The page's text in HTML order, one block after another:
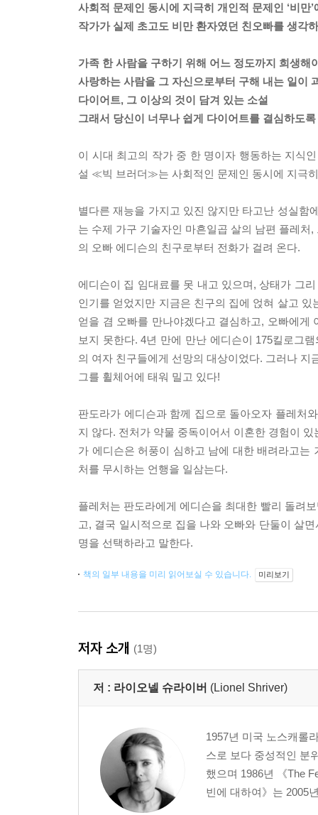
사회적 문제인 동시에 지극히 개인적 문제인 ‘비만
작가가 실제 초고도 비만 환자였던 친오빠를 생각
가족 한 사람을 구하기 위해 어느 정도까지 희생해
사랑하는 사람을 그 자신으로부터 구해 내는 일이
다이어트, 그 이상의 것이 담겨 있는 소설
그래서 당신이 너무나 쉽게 다이어트를 결심하도
이 시대 최고의 작가 중 한 명이자 행동하는 지식
설 ≪빅 브러더≫는 사회적인 문제인 동시에 지극히
별다른 재능을 가지고 있진 않지만 타고난 성실함
는 수제 가구 기술자인 마흔일곱 살의 남편 플레
의 오빠 에디슨의 친구로부터 전화가 걸려 온다.
에디슨이 집 임대료를 못 내고 있으며, 상태가 그
인기를 얻었지만 지금은 친구의 집에 얹혀 살고
얻을 겸 오빠를 만나야겠다고 결심하고, 오빠에
보지 못한다. 4년 만에 만난 에디슨이 175킬로그
의 여자 친구들에게 선망의 대상이었다. 그러나
그를 휠체어에 태워 밀고 있다!
판도라가 에디슨과 함께 집으로 돌아오자 플레처
지 않다. 전처가 약물 중독이어서 이혼한 경험이
가 에디슨은 허풍이 심하고 남에 대한 배려라고
처를 무시하는 언행을 일삼는다.
플레처는 판도라에게 에디슨을 최대한 빨리 돌려
고, 결국 일시적으로 집을 나와 오빠와 단둘이 살
명을 선택하라고 말한다.
책의 일부 내용을 미리 읽어보실 수 있습니다. 미리보기
저자 소개 (1명)
저 : 라이오넬 슈라이버 (Lionel Shriver)
1957년 미국 노스캐롤
스로 보다 중성적인 분
했으며 1986년 《The
빈에 대하여》는 2005